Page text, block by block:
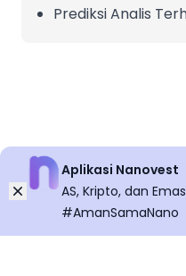
Prediksi Analis
Dismiss
Aplikasi Nanovest
AS, Kripto, dan Emas
#AmanSamaNano